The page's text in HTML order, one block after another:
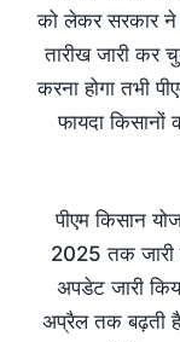
को लेकर सरकार ने
तारीख जारी कर
करना होगा तभी
फायदा किसानों
पीएम किसान
2025 तक जारी
अपडेट जारी
अप्रैल तक बढ़ती